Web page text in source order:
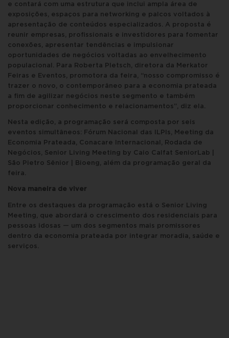
e contará com uma estrutura que inclui ampla área de
exposições, espaços para networking e palcos voltados à
apresentação de conteúdos especializados. A proposta é
reunir empresas, profissionais e investidores para fomentar
conexões, apresentar tendências e impulsionar
oportunidades de negócios voltadas ao envelhecimento
populacional. Para Roberta Pletsch, diretora da Merkator
Feiras e Eventos, promotora da feira, “nosso compromisso é
trazer o novo, o contemporâneo para a economia prateada
a fim de agilizar negócios neste segmento e também
proporcionar conhecimento e relacionamentos”, diz ela.
Nesta edição, a programação será composta por seis
eventos simultâneos: Fórum Nacional das ILPIs, Meeting da
Economia Prateada, Conacare Internacional, Rodada de
Negócios, Senior Living Meeting by Caio Calfat SeniorLab |
São Pietro Sênior | Bioeng, além da programação geral da
feira.
Nova maneira de viver
Entre os destaques da programação está o Senior Living
Meeting, que abordará o crescimento dos residenciais para
pessoas idosas — um dos segmentos mais promissores
dentro da economia prateada por integrar moradia, saúde e
serviços.